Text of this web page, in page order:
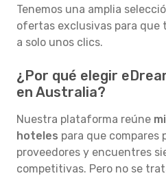
Tenemos una amplia
ofertas exclusivas para que
a solo unos clics.
¿Por qué elegir
en Australia?
Nuestra plataforma reúne
hoteles para que
proveedores y encuentres
competitivas. Pero no se